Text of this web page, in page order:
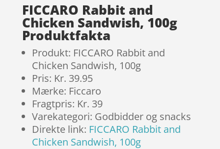
FICCARO Rabbit and
Chicken Sandwish, 100g
Produktfakta
Produkt: FICCARO Rabbit and
Chicken Sandwish, 100g
Pris: Kr. 39.95
Mærke: Ficcaro
Fragtpris: Kr. 39
Varekategori: Godbidder og snacks
Direkte link: FICCARO Rabbit and
Chicken Sandwish, 100g